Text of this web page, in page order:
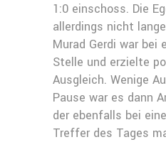
1:0 einschoss. Die
allerdings nicht
Murad Gerdi war bei
Stelle und erzielte
Ausgleich. Wenige
Pause war es dann
der ebenfalls bei
Treffer des Tages